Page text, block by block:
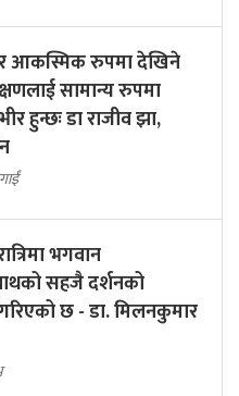
आकस्मिक रुपमा देखिने
सामान्य रुपमा
हुन्छः डा राजीव झा,
भगवान
सहजै दर्शनको
छ - डा. मिलनकुमार